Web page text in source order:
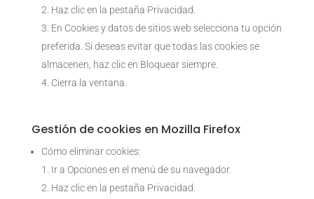
Haz clic en la pestaña Privacidad.
En Cookies y datos de sitios web selecciona tu opción
preferida. Si deseas evitar que todas las cookies se
almacenen, haz clic en Bloquear siempre.
Cierra la ventana.
Gestión de cookies en Mozilla Firefox
Cómo eliminar cookies:
Ir a Opciones en el menú de su navegador.
Haz clic en la pestaña Privacidad.